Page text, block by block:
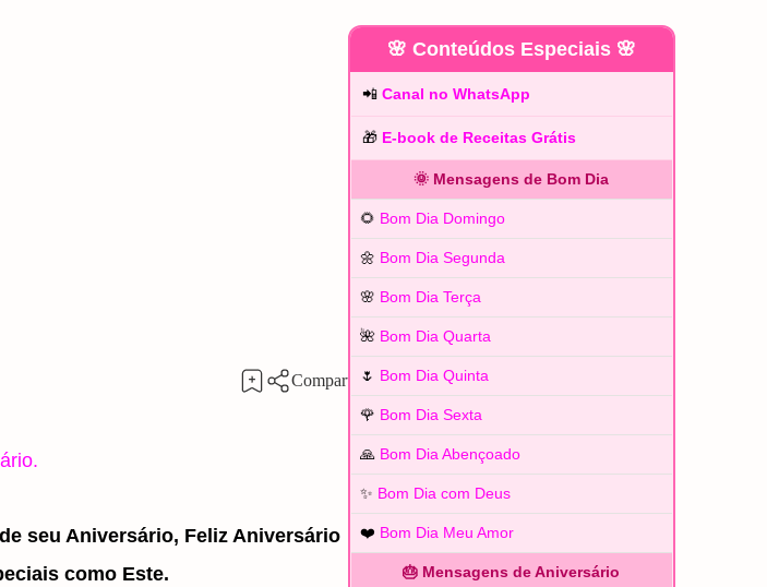
seu Aniversário, Feliz Aniversário
como Este.
🌸 Conteúdos Especiais 🌸
📲 Canal no WhatsApp
🎁 E-book de Receitas Grátis
🌞 Mensagens de Bom Dia
🌻 Bom Dia Domingo
🌼 Bom Dia Segunda
🌸 Bom Dia Terça
🌺 Bom Dia Quarta
🌷 Bom Dia Quinta
🌹 Bom Dia Sexta
🙏 Bom Dia Abençoado
✨ Bom Dia com Deus
❤️ Bom Dia Meu Amor
🎂 Mensagens de Aniversário